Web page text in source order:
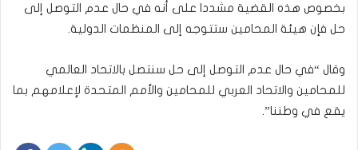
بخصوص هذه القضية مشددا على أنه في حال عدم التوصل إلى
حل فإن هيئة المحامين ستتوجه إلى المنظمات الدولية.
وقال “في حال عدم التوصل إلى حل سنتصل بالاتحاد العالمي
للمحامين والاتحاد العربي للمحامين والأمم المتحدة لإعلامهم بما
يقع في وطننا”.